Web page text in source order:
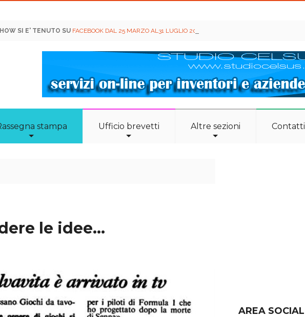
SI E' TENUTO SU FACEBOOK DAL 25 MARZO AL31 LUGLIO 2020
stampa Ufficio brevetti Altre sezioni Contatti
le idee...
AREA SOCIAL